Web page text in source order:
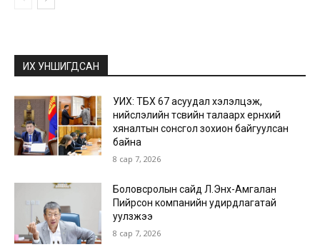
ИХ УНШИГДСАН
УИХ: ТБХ 67 асуудал хэлэлцэж,
нийслэлийн төсвийн талаарх ерөнхий
хяналтын сонсгол зохион байгуулсан
байна
8 сар 7, 2026
Боловсролын сайд Л.Энх-Амгалан
Пийрсон компанийн удирдлагатай
уулзжээ
8 сар 7, 2026